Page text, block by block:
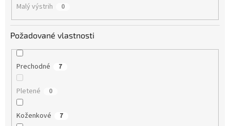
Malý výstrih 0
Požadované vlastnosti
Prechodné 7
Pletené 0
Koženkové 7